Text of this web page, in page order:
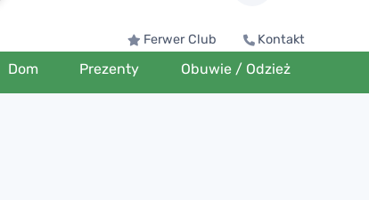
Ferwer Club Kontakt
Dom Prezenty Obuwie / Odzież